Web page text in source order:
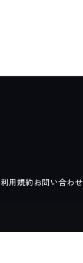
利用規約お問い合わせ